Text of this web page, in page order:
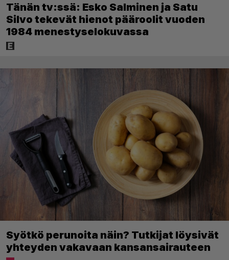
Tänän tv:ssä: Esko Salminen ja Satu
Silvo tekevät hienot pääroolit vuoden
1984 menestyselokuvassa
Syötkö perunoita näin? Tutkijat löysivät
yhteyden vakavaan kansansairauteen